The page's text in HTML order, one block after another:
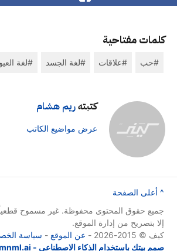
كلمات مفتاحية
حب علاقات لغة الجسد لغة
كتبتهريم هشام
عرض مواضيع الكاتب
^ أعلى الصفحة
جميع حقوق المحتوى محفوظة. غير مسموح قطعياً
إلا بتصريح من إدارة الموقع.
كيف © 2015-2026 -
عن الموقع - سياسة
صمم بيتك باستخدام الذكاء الاصطناعي - mnml.ai